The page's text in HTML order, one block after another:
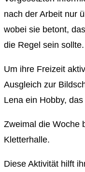
nach der Arbeit nur
wobei sie betont,
die Regel sein sollte.
Um ihre Freizeit
Ausgleich zur
Lena ein Hobby,
Zweimal die Woche
Kletterhalle.
Diese Aktivität hilft